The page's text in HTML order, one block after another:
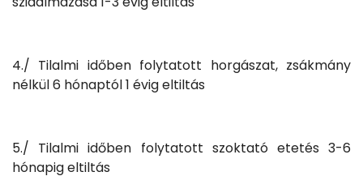
4./ Tilalmi időben folytatott horgászat, zsákmány
nélkül 6 hónaptól 1 évig eltiltás
5./ Tilalmi időben folytatott szoktató etetés 3-6
hónapig eltiltás